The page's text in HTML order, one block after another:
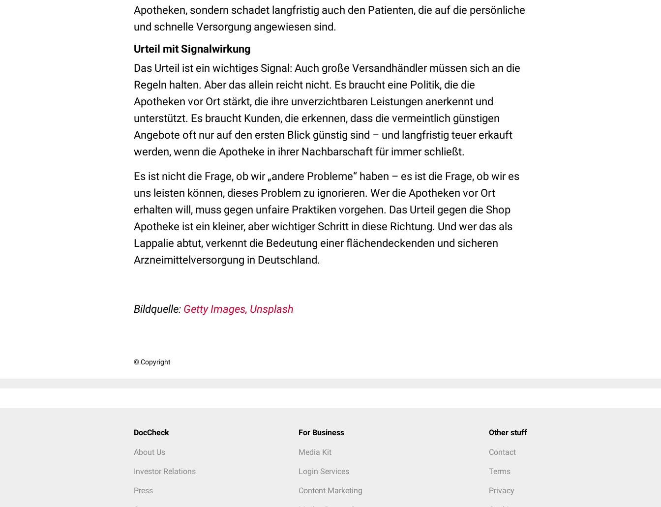
Apotheken, sondern schadet langfristig auch den Patienten, die auf die persönliche
und schnelle Versorgung angewiesen sind.
Urteil mit Signalwirkung
Das Urteil ist ein wichtiges Signal: Auch große Versandhändler müssen sich an die
Regeln halten. Aber das allein reicht nicht. Es braucht eine Politik, die die
Apotheken vor Ort stärkt, die ihre unverzichtbaren Leistungen anerkennt und
unterstützt. Es braucht Kunden, die erkennen, dass die vermeintlich günstigen
Angebote oft nur auf den ersten Blick günstig sind – und langfristig teuer erkauft
werden, wenn die Apotheke in ihrer Nachbarschaft für immer schließt.
Es ist nicht die Frage, ob wir „andere Probleme“ haben – es ist die Frage, ob wir es
uns leisten können, dieses Problem zu ignorieren. Wer die Apotheken vor Ort
erhalten will, muss gegen unfaire Praktiken vorgehen. Das Urteil gegen die Shop
Apotheke ist ein kleiner, aber wichtiger Schritt in diese Richtung. Und wer das als
Lappalie abtut, verkennt die Bedeutung einer flächendeckenden und sicheren
Arzneimittelversorgung in Deutschland.
Bildquelle: Getty Images, Unsplash
© Copyright
DocCheck
About Us
Investor Relations
Press
For Business
Media Kit
Login Services
Content Marketing
Other stuff
Contact
Terms
Privacy